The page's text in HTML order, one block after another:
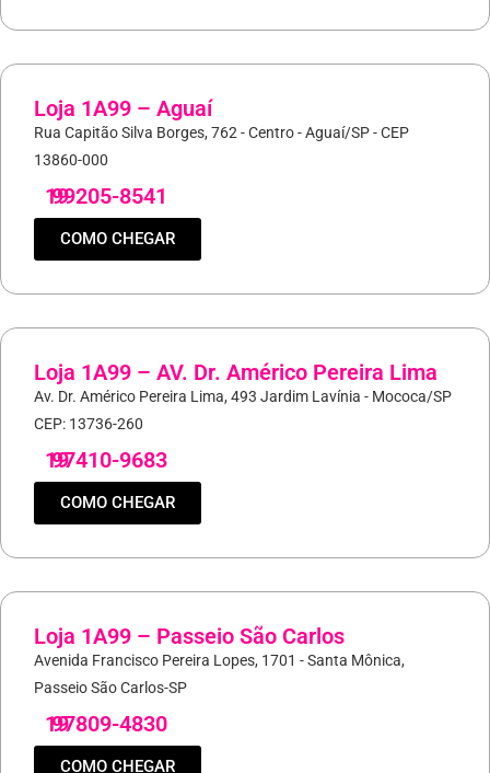
Loja 1A99 – Aguaí
Rua Capitão Silva Borges, 762 - Centro - Aguaí/SP - CEP
13860-000
19
99205-8541
COMO CHEGAR
Loja 1A99 – AV. Dr. Américo Pereira Lima
Av. Dr. Américo Pereira Lima, 493 Jardim Lavínia - Mococa/SP
CEP: 13736-260
19
97410-9683
COMO CHEGAR
Loja 1A99 – Passeio São Carlos
Avenida Francisco Pereira Lopes, 1701 - Santa Mônica,
Passeio São Carlos-SP
19
97809-4830
COMO CHEGAR